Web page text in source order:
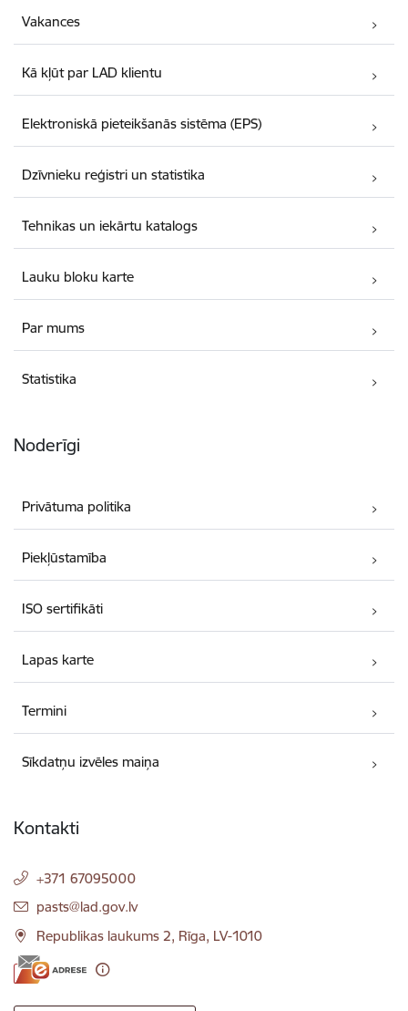
Vakances
Kā kļūt par LAD klientu
Elektroniskā pieteikšanās sistēma (EPS)
Dzīvnieku reģistri un statistika
Tehnikas un iekārtu katalogs
Lauku bloku karte
Par mums
Statistika
Noderīgi
Privātuma politika
Piekļūstamība
ISO sertifikāti
Lapas karte
Termini
Sīkdatņu izvēles maiņa
Kontakti
+371 67095000
E-pasts:
pasts@lad.gov.lv
Republikas laukums 2, Rīga, LV-1010